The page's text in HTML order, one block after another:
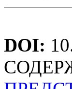
DOI: